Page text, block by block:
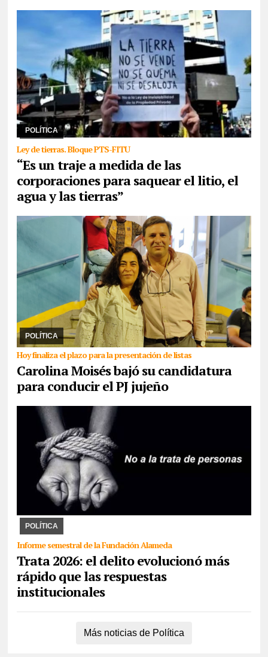
POLÍTICA
Ley de tierras. Bloque PTS-FITU
“Es un traje a medida de las
corporaciones para saquear el litio, el
agua y las tierras”
06/08/2026 Frenar la agenda de ajuste, unir en un encuentro de
bases su fuerza con las comunidades originarias, los trabajadores
y la juventud para pelear por e ...
POLÍTICA
Hoy finaliza el plazo para la presentación de listas
Carolina Moisés bajó su candidatura
para conducir el PJ jujeño
30/07/2026
Aunque señaló que la unidad “como criterio mínimo
no es suficiente”, la senadora propuso una lista repartida entre el
rivarolismo, Jenefes y ella com ...
POLÍTICA
Informe semestral de la Fundación Alameda
Trata 2026: el delito evolucionó más
rápido que las respuestas
institucionales
30/07/2026 La ONU impulsa desde 2014 el 30 de julio día para
crear conciencia y proteger los derechos de las víctimas. La
Fundación Alameda combate el delito y ...
Más noticias de Política